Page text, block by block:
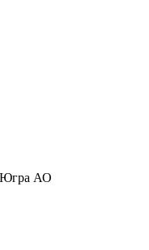
Югра АО